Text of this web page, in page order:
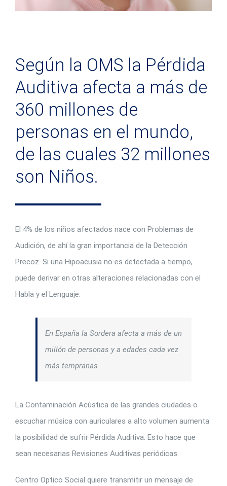
Según la OMS la Pérdida
Auditiva afecta a más de
360 millones de
personas en el mundo,
de las cuales 32 millones
son Niños.
El 4% de los niños afectados nace con Problemas de
Audición, de ahí la gran importancia de la Detección
Precoz. Si una Hipoacusia no es detectada a tiempo,
puede derivar en otras alteraciones relacionadas con el
Habla y el Lenguaje.
En España la Sordera afecta a más de un
millón de personas y a edades cada vez
más tempranas.
La Contaminación Acústica de las grandes ciudades o
escuchar música con auriculares a alto volumen aumenta
la posibilidad de sufrir Pérdida Auditiva. Esto hace que
sean necesarias Revisiones Auditivas periódicas.
Centro Optico Social quiere transmitir un mensaje de